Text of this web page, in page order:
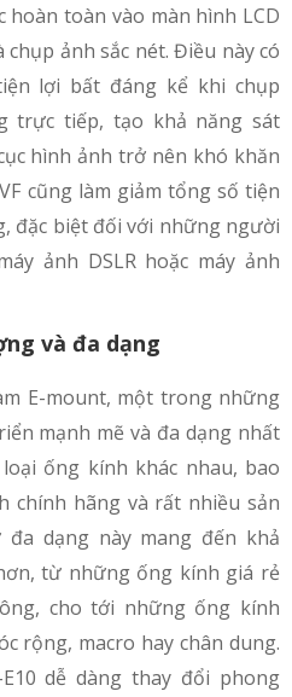
toàn vào màn hình LCD
ảnh sắc nét. Điều này có
lợi bất đáng kể khi chụp
trực tiếp, tạo khả năng sát
hình ảnh trở nên khó khăn
cũng làm giảm tổng số tiện
đặc biệt đối với những người
ảnh DSLR hoặc máy ảnh
và đa dạng
E-mount, một trong những
mạnh mẽ và đa dạng nhất
ống kính khác nhau, bao
chính hãng và rất nhiều sản
dạng này mang đến khả
từ những ống kính giá rẻ
cho tới những ống kính
rộng, macro hay chân dung.
dễ dàng thay đổi phong